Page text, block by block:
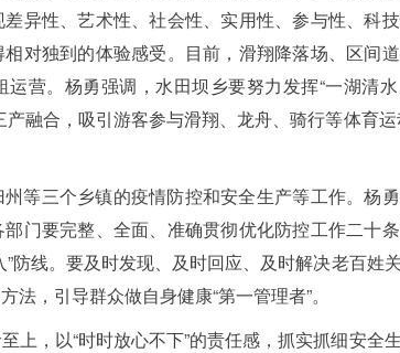
异性、艺术性、社会性、实用性、参与性、科
对独到的体验感受。目前，滑翔降落场、区间
营。杨勇强调，水田坝乡要努力发挥“一湖清
融合，吸引游客参与滑翔、龙舟、骑行等体育
等三个乡镇的疫情防控和安全生产等工作。杨
门要完整、全面、准确贯彻优化防控工作二十
防线。要及时发现、及时回应、及时解决老百姓
，引导群众做自身健康“第一管理者”。
上，以“时时放心不下”的责任感，抓实抓细安全